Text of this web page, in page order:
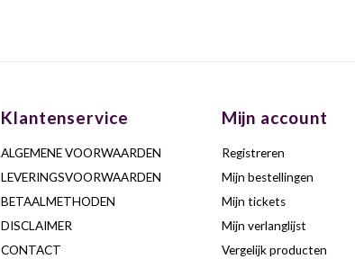
Klantenservice
ALGEMENE VOORWAARDEN
LEVERINGSVOORWAARDEN
BETAALMETHODEN
DISCLAIMER
CONTACT
Mijn account
Registreren
Mijn bestellingen
Mijn tickets
Mijn verlanglijst
Vergelijk producten